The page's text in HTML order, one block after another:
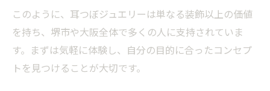
資格取得を目指すなら知っておきたいポイント
耳つぼジュエリー資格取得の流れと特徴
堺市で耳つぼジュエリー資格を目指す魅力
このように、耳つぼジュエリーは単なる装飾以上の価値
を持ち、堺市や大阪全体で多くの人に支持されていま
す。まずは気軽に体験し、自分の目的に合ったコンセプ
トを見つけることが大切です。